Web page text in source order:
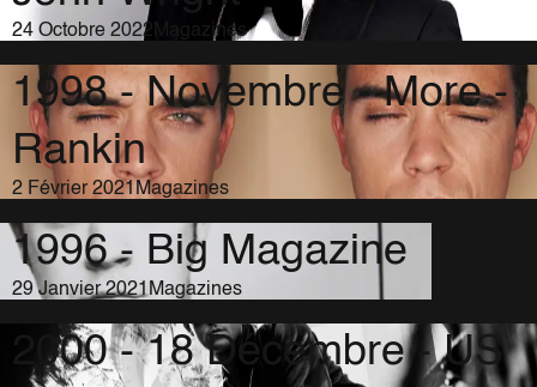
24 Octobre 2022 Magazines
1998 - Novembre - More -
Rankin
2 Février 2021 Magazines
1996 - Big Magazine
29 Janvier 2021Magazines
2000 - 18 Décembre - US